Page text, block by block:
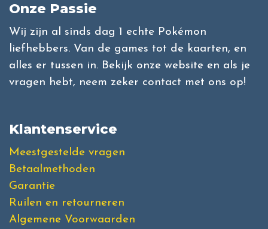
Onze Passie
Wij zijn al sinds dag 1 echte Pokémon
liefhebbers. Van de games tot de kaarten, en
alles er tussen in. Bekijk onze website en als je
vragen hebt, neem zeker contact met ons op!
Klantenservice
Meestgestelde vragen
Betaalmethoden
Garantie
Ruilen en retourneren
Algemene Voorwaarden